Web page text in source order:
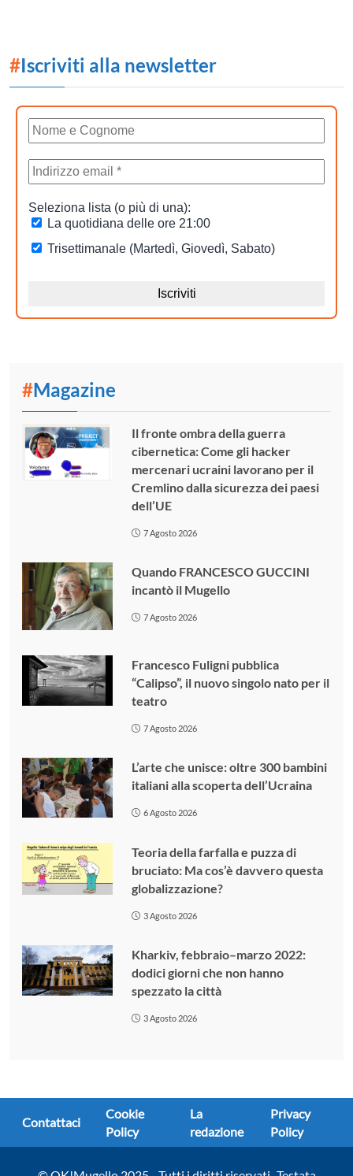
#Iscriviti alla newsletter
#Magazine
Il fronte ombra della guerra
cibernetica: Come gli hacker
mercenari ucraini lavorano per il
Cremlino dalla sicurezza dei paesi
dell’UE
7 Agosto 2026
Quando FRANCESCO GUCCINI
incantò il Mugello
7 Agosto 2026
Francesco Fuligni pubblica
“Calipso”, il nuovo singolo nato per il
teatro
7 Agosto 2026
L’arte che unisce: oltre 300 bambini
italiani alla scoperta dell’Ucraina
6 Agosto 2026
Teoria della farfalla e puzza di
bruciato: Ma cos’è davvero questa
globalizzazione?
3 Agosto 2026
Kharkiv, febbraio–marzo 2022:
dodici giorni che non hanno
spezzato la città
3 Agosto 2026
Contattaci
Cookie
Policy
La
redazione
Privacy
Policy